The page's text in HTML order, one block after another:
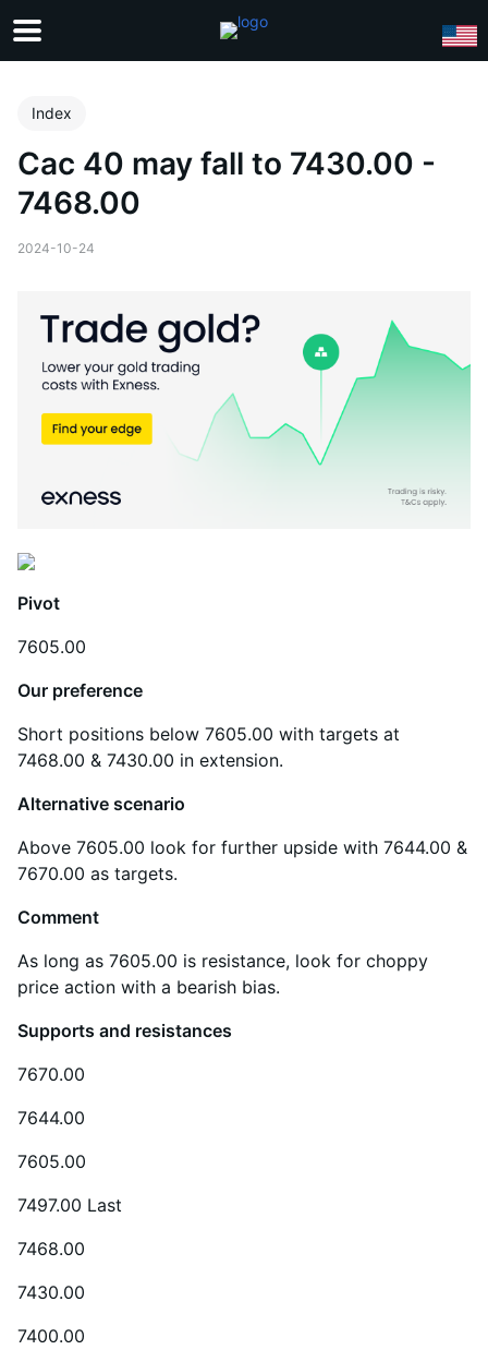
Index
Cac 40 may fall to 7430.00 -
7468.00
2024-10-24
Pivot
7605.00
Our preference
Short positions below 7605.00 with targets at
7468.00 & 7430.00 in extension.
Alternative scenario
Above 7605.00 look for further upside with 7644.00 &
7670.00 as targets.
Comment
As long as 7605.00 is resistance, look for choppy
price action with a bearish bias.
Supports and resistances
7670.00
7644.00
7605.00
7497.00 Last
7468.00
7430.00
7400.00